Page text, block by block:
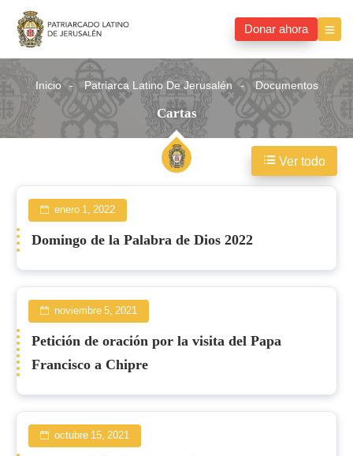
Donar ahora
Inicio Patriarca Latino De Jerusalén Documentos
Cartas
Cartasenero 1, 2022
Domingo de la Palabra de Dios 2022
noviembre 5, 2021
Petición de oración por la visita del Papa
Francisco a Chipre
octubre 15, 2021
Ver todo